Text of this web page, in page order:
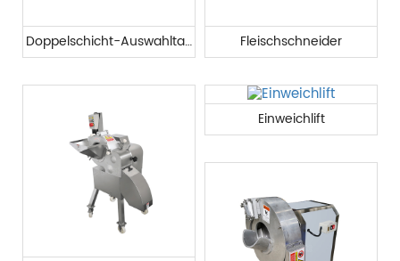
Doppelschicht-Auswahltabelle Fleischschneider
Einweichlift